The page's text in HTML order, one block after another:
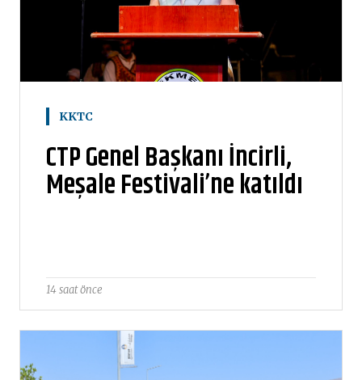
KKTC
CTP Genel Başkanı İncirli,
Meşale Festivali’ne katıldı
14 saat önce